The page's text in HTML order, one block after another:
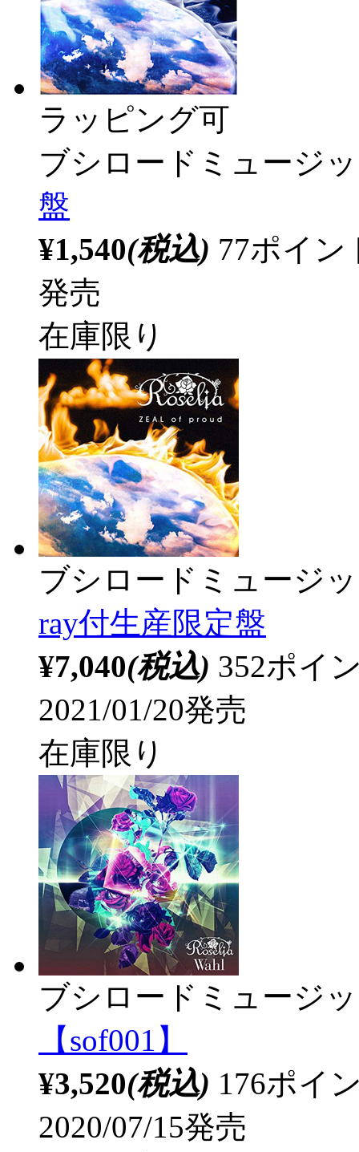
ラッピング可
ブシロードミュージ
盤
¥1,540(税込) 77ポイ
発売
在庫限り
ブシロードミュージ
ray付生産限定盤
¥7,040(税込) 352ポイ
2021/01/20発売
在庫限り
ブシロードミュージ
【sof001】
¥3,520(税込) 176ポイ
2020/07/15発売